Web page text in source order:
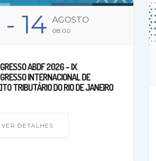
- 14 AGOSTO
08:00
ABDF 2026 – IX
INTERNACIONAL DE
TRIBUTÁRIO DO RIO DE JANEIRO
VER DETALHES